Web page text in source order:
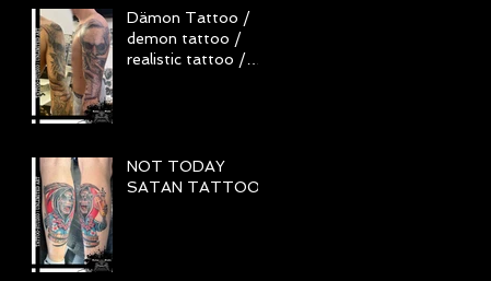
Dämon Tattoo /
demon tattoo /
realistic tattoo /
NOT TODAY
SATAN TATTOO